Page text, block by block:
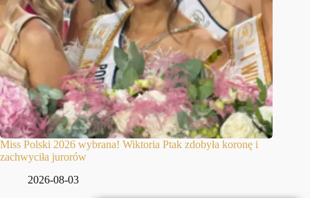
Miss Polski 2026 wybrana! Wiktoria Ptak zdobyła koronę i
zachwyciła jurorów
2026-08-03